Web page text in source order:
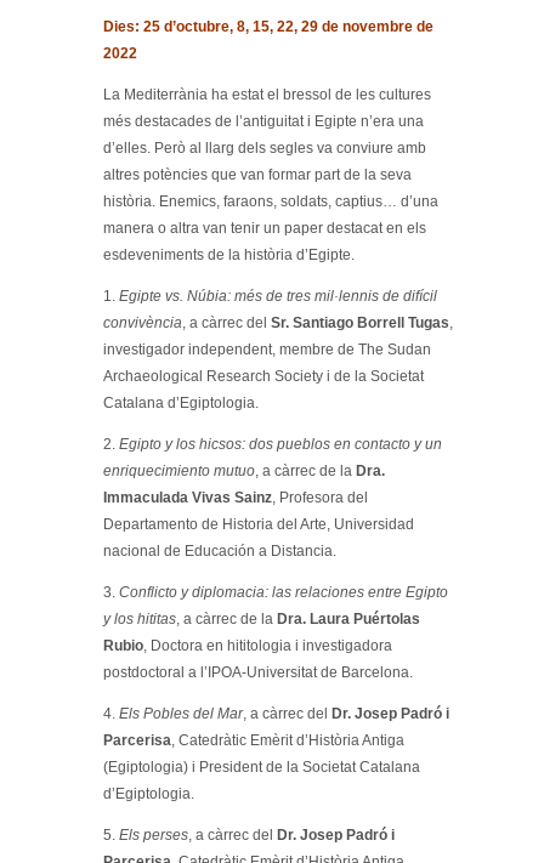
Dies: 25 d’octubre, 8, 15, 22, 29 de novembre de
2022
La Mediterrània ha estat el bressol de les cultures
més destacades de l’antiguitat i Egipte n’era una
d’elles. Però al llarg dels segles va conviure amb
altres potències que van formar part de la seva
història. Enemics, faraons, soldats, captius… d’una
manera o altra van tenir un paper destacat en els
esdeveniments de la història d’Egipte.
1. Egipte vs. Núbia: més de tres mil·lennis de difícil
convivència , a càrrec del Sr. Santiago Borrell Tugas
investigador independent, membre de The Sudan
Archaeological Research Society i de la Societat
Catalana d’Egiptologia.
2. Egipto y los hicsos: dos pueblos en contacto y un
enriquecimiento mutuo , a càrrec de la Dra.
Immaculada Vivas Sainz , Profesora del
Departamento de Historia del Arte, Universidad
nacional de Educación a Distancia.
3. Conflicto y diplomacia: las relaciones entre Egipto
y los hititas , a càrrec de la Dra. Laura Puértolas
Rubio , Doctora en hititologia i investigadora
postdoctoral a l’IPOA-Universitat de Barcelona.
4. Els Pobles del Mar, a càrrec del Dr. Josep Padró i
Parcerisa , Catedràtic Emèrit d’Història Antiga
(Egiptologia) i President de la Societat Catalana
d’Egiptologia.
5. Els perses , a càrrec del Dr. Josep Padró i